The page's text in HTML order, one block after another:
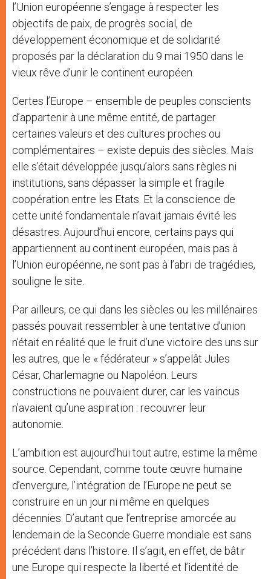
l’Union européenne s’engage à respecter les
objectifs de paix, de progrès social, de
développement économique et de solidarité
proposés par la déclaration du 9 mai 1950 dans le
vieux rêve d’unir le continent européen.
Certes l’Europe – ensemble de peuples conscients
d’appartenir à une même entité, de partager
certaines valeurs et des cultures proches ou
complémentaires – existe depuis des siècles. Mais
elle s’était développée jusqu’alors sans règles ni
institutions, sans dépasser la simple et fragile
coopération entre les Etats. Et la conscience de
cette unité fondamentale n’avait jamais évité les
désastres. Aujourd’hui encore, certains pays qui
appartiennent au continent européen, mais pas à
l’Union européenne, ne sont pas à l’abri de tragédies,
souligne le site.
Par ailleurs, ce qui dans les siècles ou les millénaires
passés pouvait ressembler à une tentative d’union
n’était en réalité que le fruit d’une victoire des uns sur
les autres, que le « fédérateur » s’appelât Jules
César, Charlemagne ou Napoléon. Leurs
constructions ne pouvaient durer, car les vaincus
n’avaient qu’une aspiration : recouvrer leur
autonomie.
L’ambition est aujourd’hui tout autre, estime la même
source. Cependant, comme toute œuvre humaine
d’envergure, l’intégration de l’Europe ne peut se
construire en un jour ni même en quelques
décennies. D’autant que l’entreprise amorcée au
lendemain de la Seconde Guerre mondiale est sans
précédent dans l’histoire. Il s’agit, en effet, de bâtir
une Europe qui respecte la liberté et l’identité de